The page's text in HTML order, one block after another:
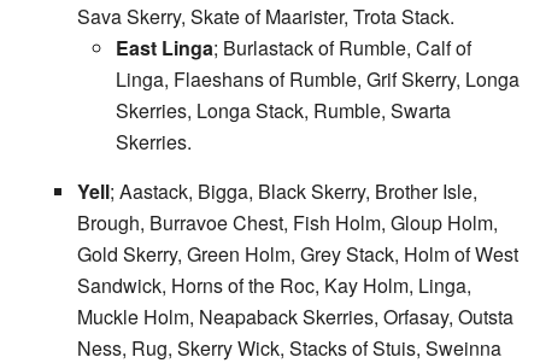
Sava Skerry, Skate of Maarister, Trota Stack.
East Linga; Burlastack of Rumble, Calf of
Linga, Flaeshans of Rumble, Grif Skerry, Longa
Skerries, Longa Stack, Rumble, Swarta
Skerries.
Yell; Aastack, Bigga, Black Skerry, Brother Isle,
Brough, Burravoe Chest, Fish Holm, Gloup Holm,
Gold Skerry, Green Holm, Grey Stack, Holm of West
Sandwick, Horns of the Roc, Kay Holm, Linga,
Muckle Holm, Neapaback Skerries, Orfasay, Outsta
Ness, Rug, Skerry Wick, Stacks of Stuis, Sweinna